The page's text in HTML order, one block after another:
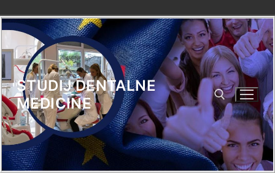
Skip
content
STUDIJ DENTALNE
MEDICINE
Search for: